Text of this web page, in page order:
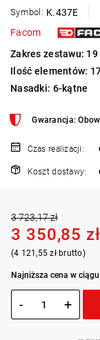
Symbol: K.437E
Facom
Zakres zestawu: 19
Ilość elementów:
Nasadki: 6-kątne
Gwarancja:
Czas realizacji:
Koszt dostawy:
3 723,17 zł
3 350,85 zł
(4 121,55 zł brutto)
Najniższa cena w
- +